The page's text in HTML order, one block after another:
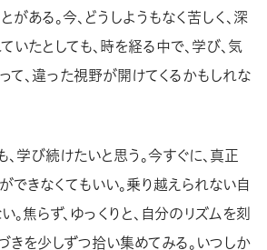
ある。今、どうしようもなく苦しく、深
いたとしても、時を経る中で、学び、気
て、違った視野が開けてくるかもしれな
学び続けたいと思う。今すぐに、真正
できなくてもいい。乗り越えられない自
焦らず、ゆっくりと、自分のリズムを刻
きを少しずつ拾い集めてみる。いつしか